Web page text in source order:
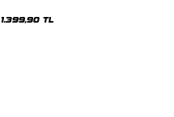
1.399,90 TL